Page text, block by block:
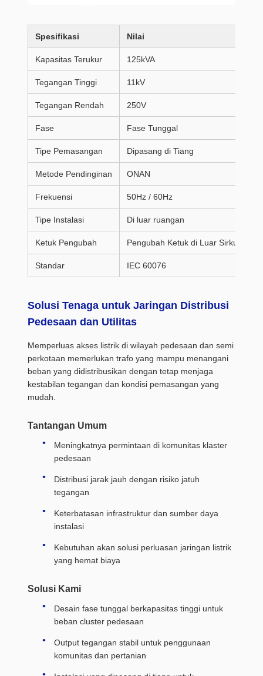
Spesifikasi Nilai
Kapasitas Terukur 125kVA
Tegangan Tinggi 11kV
Tegangan Rendah 250V
Fase Fase Tunggal
Tipe Pemasangan Dipasang di Tiang
Metode Pendinginan ONAN
Frekuensi 50Hz / 60Hz
Tipe Instalasi Di luar ruangan
Ketuk Pengubah Pengubah Ketuk di Luar Sirkuit
Standar IEC 60076
Solusi Tenaga untuk Jaringan Distribusi
Pedesaan dan Utilitas
Memperluas akses listrik di wilayah pedesaan dan semi
perkotaan memerlukan trafo yang mampu menangani
beban yang didistribusikan dengan tetap menjaga
kestabilan tegangan dan kondisi pemasangan yang
mudah.
Tantangan Umum
Meningkatnya permintaan di komunitas klaster
pedesaan
Distribusi jarak jauh dengan risiko jatuh
tegangan
Keterbatasan infrastruktur dan sumber daya
instalasi
Kebutuhan akan solusi perluasan jaringan listrik
yang hemat biaya
Solusi Kami
Desain fase tunggal berkapasitas tinggi untuk
beban cluster pedesaan
Output tegangan stabil untuk penggunaan
komunitas dan pertanian